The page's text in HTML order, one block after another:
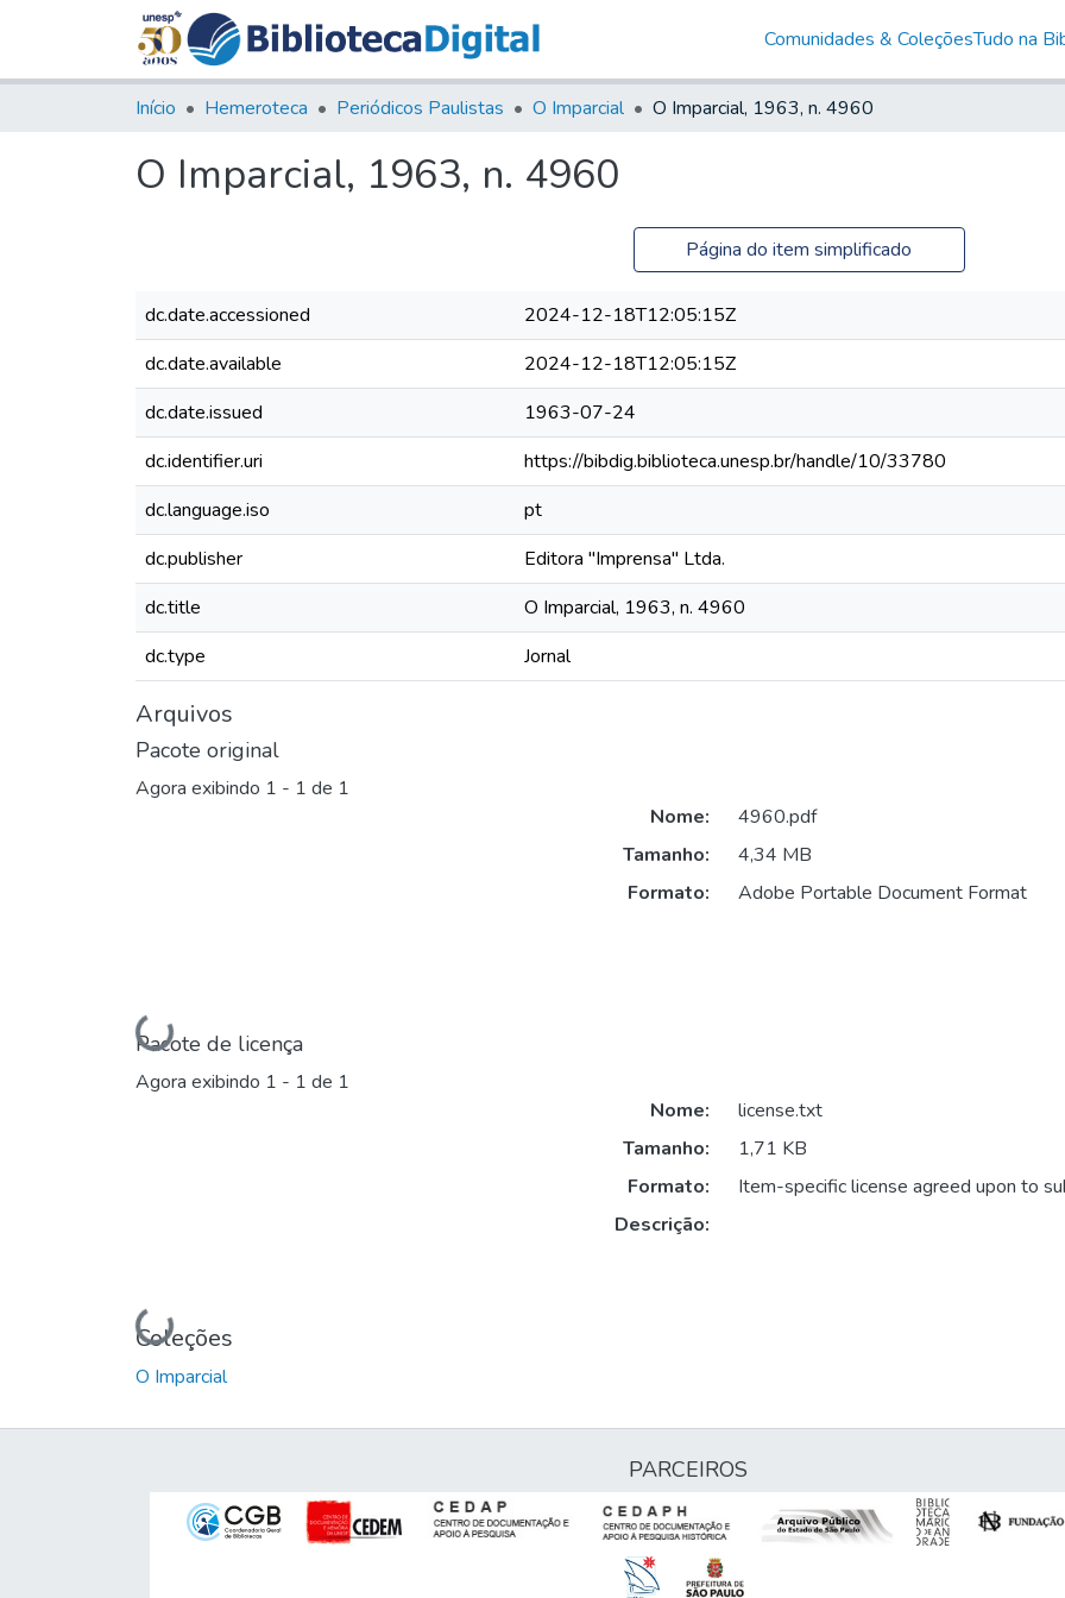
Comunidades & ColeçõesTudo na
Início Hemeroteca Periódicos Paulistas O Imparcial O Imparcial, 1963, n. 4960
O Imparcial, 1963, n. 4960
Página do item simplificado
dc.date.accessioned
2024-12-18T12:05:15Z
dc.date.available
2024-12-18T12:05:15Z
dc.date.issued
1963-07-24
dc.identifier.uri
https://bibdig.biblioteca.unesp.br/handle/10/33780
dc.language.iso
pt
dc.publisher
Editora "Imprensa" Ltda.
dc.title
O Imparcial, 1963, n. 4960
dc.type
Jornal
Arquivos
Pacote original
Agora exibindo 1 - 1 de 1
Carregando...
Nome:
4960.pdf
Tamanho:
4,34 MB
Formato:
Adobe Portable Document Format
Pacote de licença
Agora exibindo 1 - 1 de 1
Carregando...
Nome:
license.txt
Tamanho:
1,71 KB
Formato:
Item-specific license agreed upon to
Descrição:
Coleções
O Imparcial
PARCEIROS